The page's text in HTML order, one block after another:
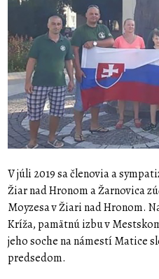
V júli 2019 sa členovia a
Žiar nad Hronom a Žarnovica
Moyzesa v Žiari nad Hronom.
Kríža, pamätnú izbu v
jeho soche na námestí Matice
predsedom.